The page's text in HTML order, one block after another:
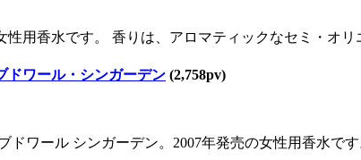
性用香水です。 香りは、アロマティックなセミ・オ
ドワール・シンガーデン (2,758pv)
ドワール シンガーデン。2007年発売の女性用香水で